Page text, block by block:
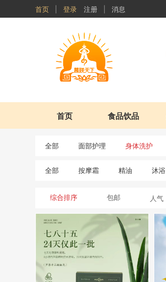
首页 登录 注册 消息
首页 食品饮品
全部 面部护理 身体洗护
全部 按摩霜 精油 沐浴
综合排序 包邮 人气